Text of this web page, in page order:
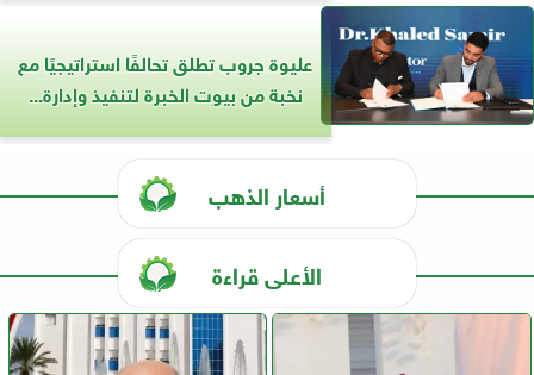
عليوة جروب تطلق تحالفًا استراتيجيًا مع
نخبة من بيوت الخبرة لتنفيذ وإدارة...
أسعار الذهب
الأعلى قراءة